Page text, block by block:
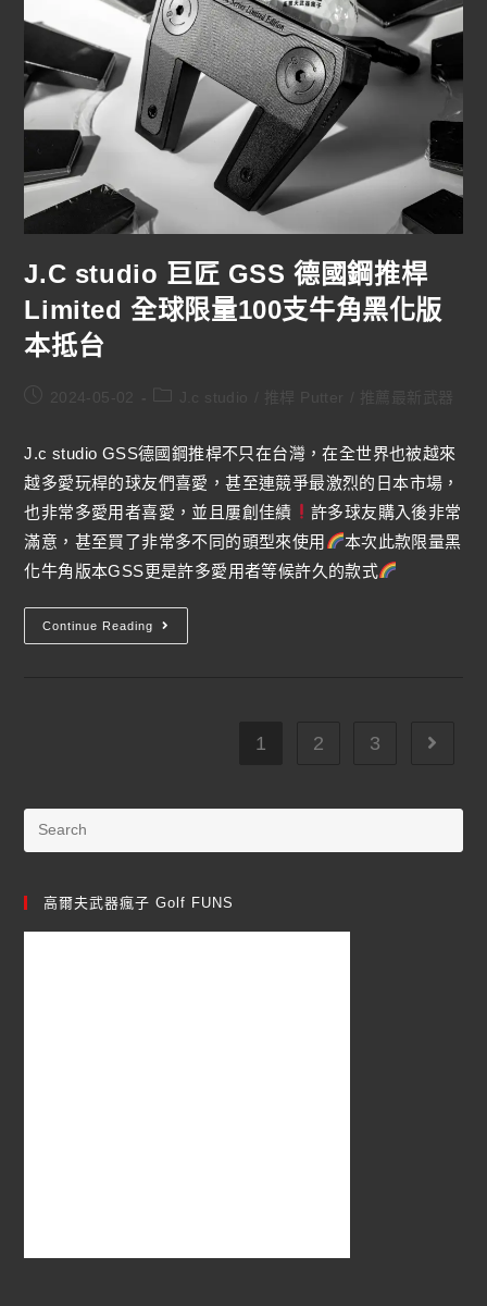
J.C studio 巨匠 GSS 德國鋼推桿
Limited 全球限量100支牛角黑化版
本抵台
J.c studio GSS德國鋼推桿不只在台灣，在全世界也被越來
越多愛玩桿的球友們喜愛，甚至連競爭最激烈的日本市場，
也非常多愛用者喜愛，並且屢創佳績
許多球友購入後非常
滿意，甚至買了非常多不同的頭型來使用
本次此款限量黑
化牛角版本GSS更是許多愛用者等候許久的款式
Continue Reading
1 2 3
高爾夫武器瘋子 Golf FUNS